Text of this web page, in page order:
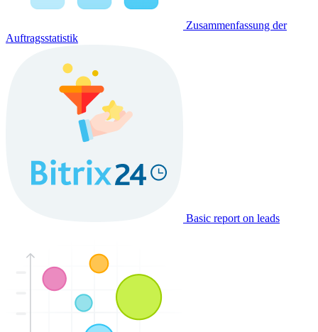
Zusammenfassung der
Auftragsstatistik
Basic report on leads